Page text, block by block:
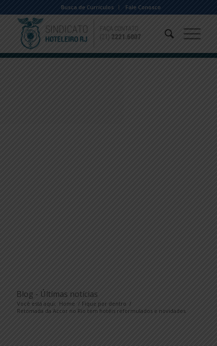
Busca de Currículos Fale Conosco
Blog - Últimas notícias
Você está aqui: Home / Fique por dentro /
Retomada da Accor no Rio tem hotéis reformulados e novidades